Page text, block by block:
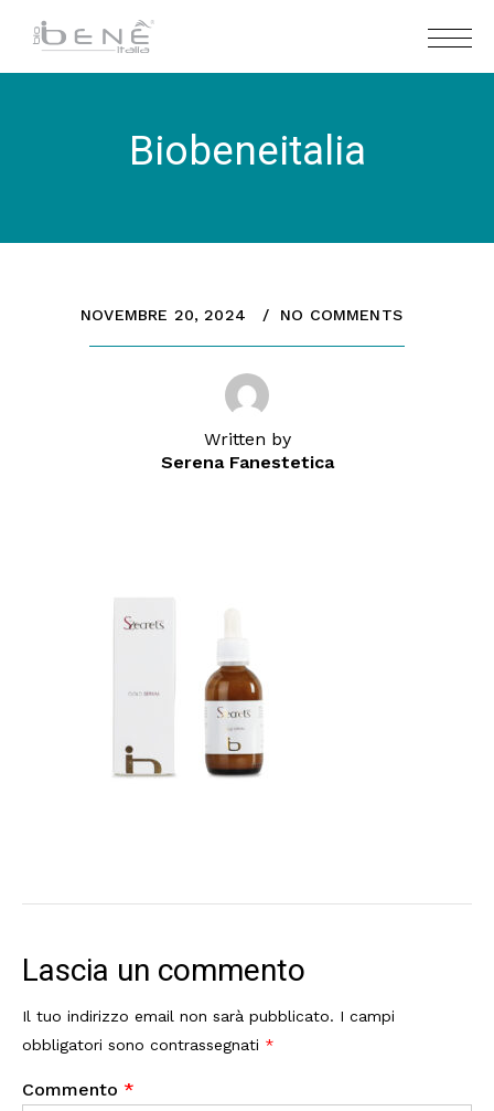
Biobeneitalia
NOVEMBRE 20, 2024 NO COMMENTS
Written by
Serena Fanestetica
Lascia un commento
Il tuo indirizzo email non sarà pubblicato. I campi
obbligatori sono contrassegnati *
Commento *